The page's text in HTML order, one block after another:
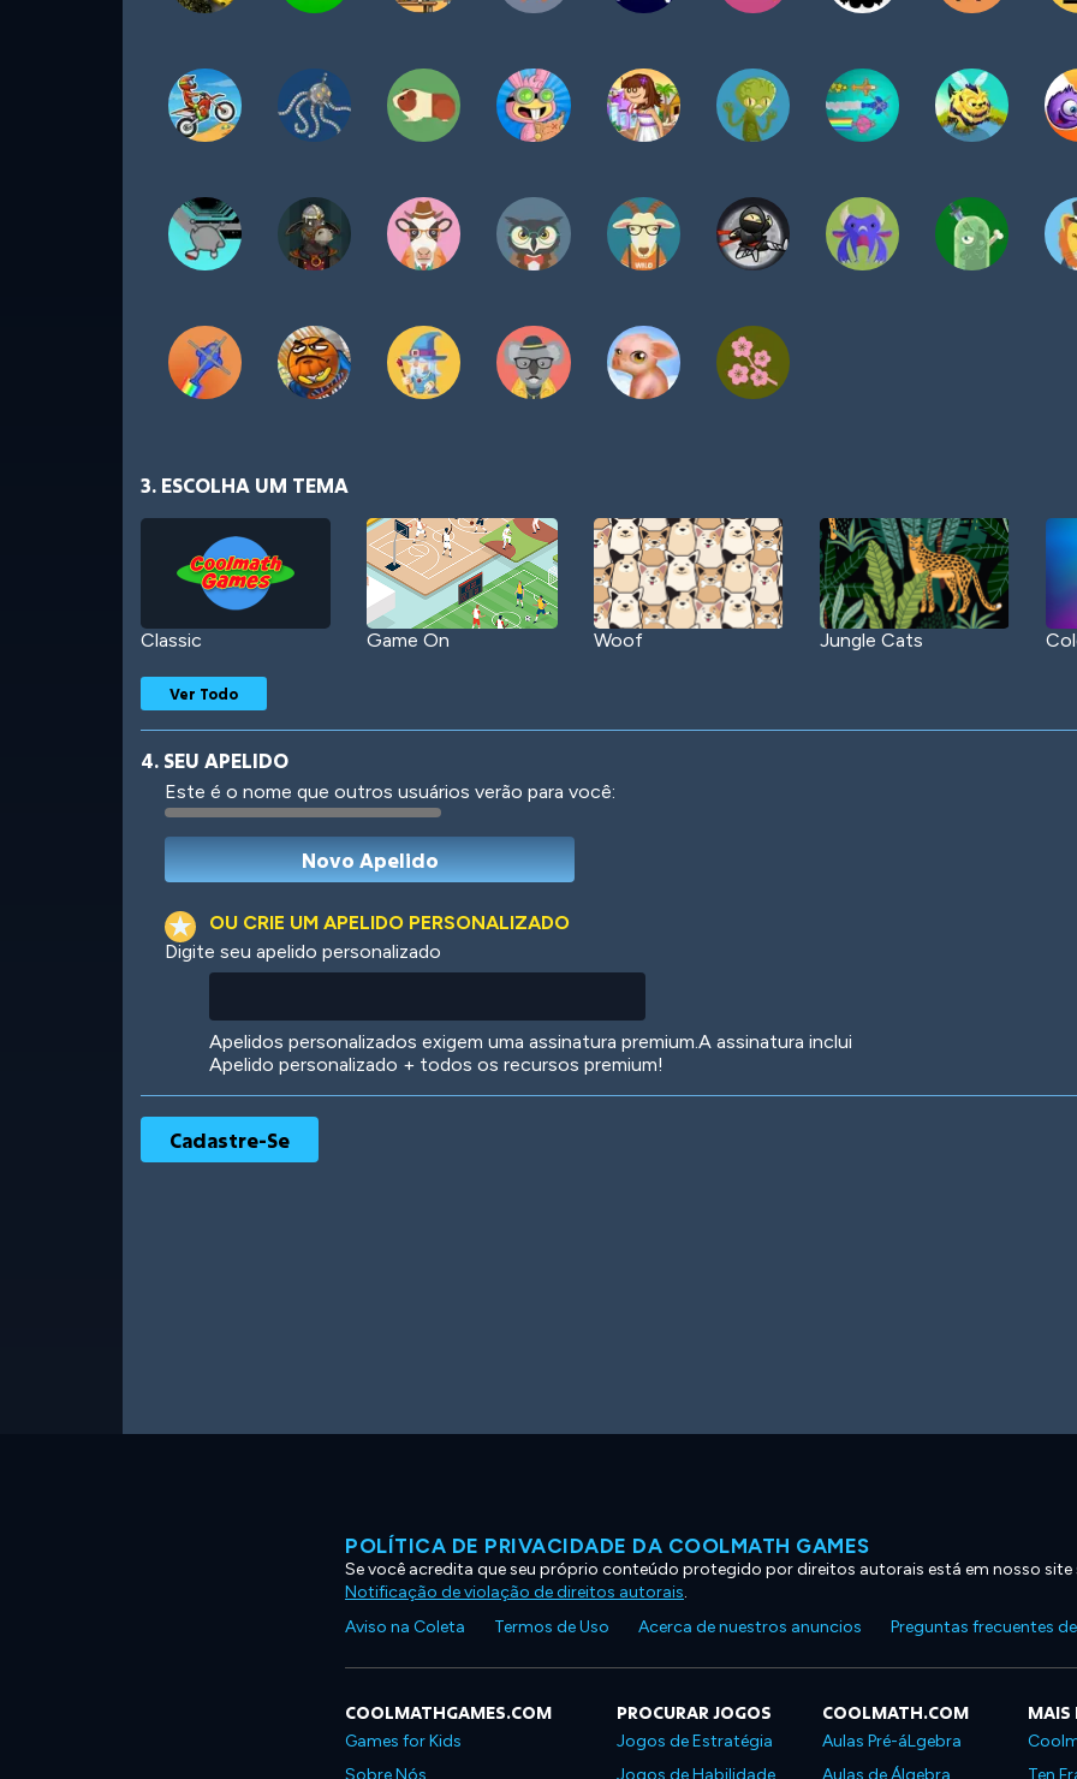
3. ESCOLHA UM TEMA
Classic Game On Woof Jungle Cats
Robotic International
Ver Todo
4. SEU APELIDO
Este é o nome que outros usuários verão para você:
OU CRIE UM APELIDO PERSONALIZADO
Digite seu apelido personalizado
Apelidos personalizados exigem uma assinatura premium.A assinatura inclui
Apelido personalizado + todos os recursos premium!
POLÍTICA DE PRIVACIDADE DA COOLMATH GAMES
Se você acredita que seu próprio conteúdo protegido por direitos autorais está em nosso site
Notificação de violação de direitos autorais.
Aviso na Coleta
Termos de Uso Acerca de nuestros anuncios Preguntas frecuentes
COOLMATHGAMES.COM
Games for Kids
Sobre Nós
PROCURAR JOGOS
Jogos de Estratégia
Jogos de Habilidade
COOLMATH.COM
Aulas Pré-áLgebra
Aulas de Álgebra
MAIS
Ten